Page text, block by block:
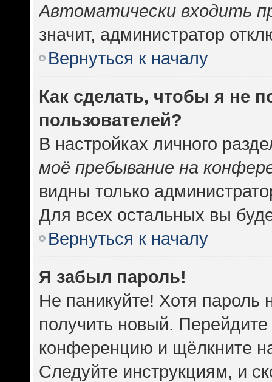
Автоматически входить
значит, администратор
Вернуться к началу
Как сделать, чтобы я не
пользователей?
В настройках личного
моё пребывание на
видны только
Для всех остальных вы
Вернуться к началу
Я забыл пароль!
Не паникуйте! Хотя пароль
получить новый.
конференцию и щёлкните
Следуйте инструкциям, и